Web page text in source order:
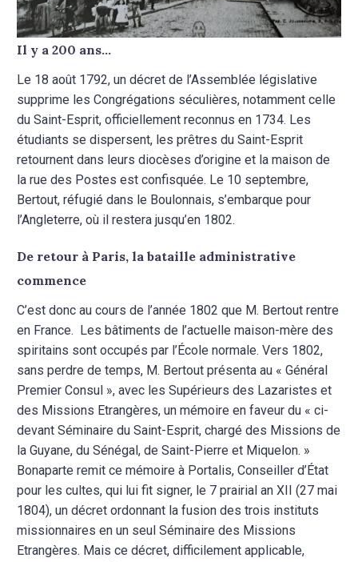
Il y a 200 ans…
Le 18 août 1792, un décret de l’Assemblée législative
supprime les Congrégations séculières, notamment celle
du Saint-Esprit, officiellement reconnus en 1734. Les
étudiants se dispersent, les prêtres du Saint-Esprit
retournent dans leurs diocèses d’origine et la maison de
la rue des Postes est confisquée. Le 10 septembre,
Bertout, réfugié dans le Boulonnais, s’embarque pour
l’Angleterre, où il restera jusqu’en 1802.
De retour à Paris, la bataille administrative
commence
C’est donc au cours de l’année 1802 que M. Bertout rentre
en France. Les bâtiments de l’actuelle maison-mère des
spiritains sont occupés par l’École normale. Vers 1802,
sans perdre de temps, M. Bertout présenta au « Général
Premier Consul », avec les Supérieurs des Lazaristes et
des Missions Etrangères, un mémoire en faveur du « ci-
devant Séminaire du Saint-Esprit, chargé des Missions de
la Guyane, du Sénégal, de Saint-Pierre et Miquelon. »
Bonaparte remit ce mémoire à Portalis, Conseiller d’État
pour les cultes, qui lui fit signer, le 7 prairial an XII (27 mai
1804), un décret ordonnant la fusion des trois instituts
missionnaires en un seul Séminaire des Missions
Etrangères. Mais ce décret, difficilement applicable,